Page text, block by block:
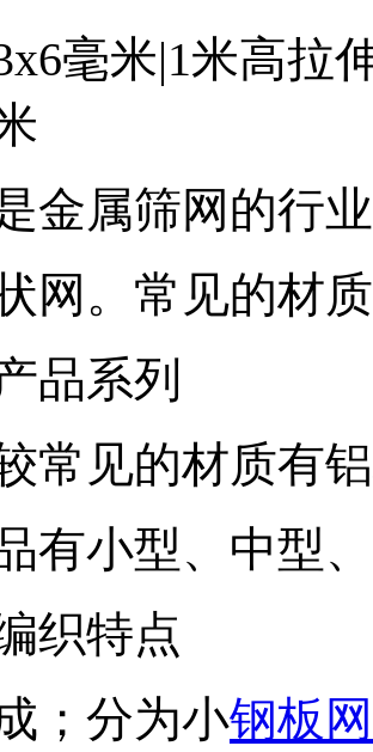
毫米|1米高拉
金属筛网的行
网。常见的材
品系列
常见的材质有
有小型、中型
织特点
；分为小钢板网